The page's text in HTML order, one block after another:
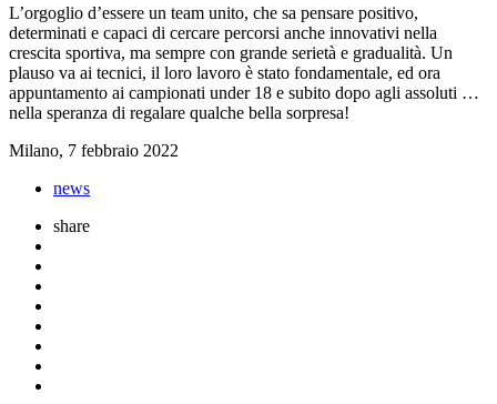
L’orgoglio d’essere un team unito, che sa pensare positivo,
determinati e capaci di cercare percorsi anche innovativi nella
crescita sportiva, ma sempre con grande serietà e gradualità. Un
plauso va ai tecnici, il loro lavoro è stato fondamentale, ed ora
appuntamento ai campionati under 18 e subito dopo agli assoluti …
nella speranza di regalare qualche bella sorpresa!
Milano, 7 febbraio 2022
news
share